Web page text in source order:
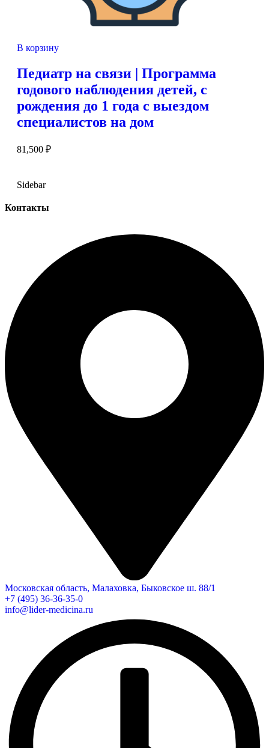
В корзину
Педиатр на связи | Программа
годового наблюдения детей, с
рождения до 1 года с выездом
специалистов на дом
81,500 ₽
Sidebar
Контакты
Московская область, Малаховка, Быковское ш. 88/1
+7 (495) 36-36-35-0
info@lider-medicina.ru